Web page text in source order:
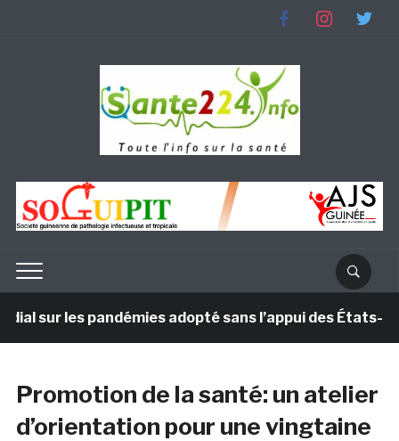
facebookinstagramtwitter
sur les pandémies adopté sans l’appui des États-Unis
Promotion de la santé: un atelier
d’orientation pour une vingtaine